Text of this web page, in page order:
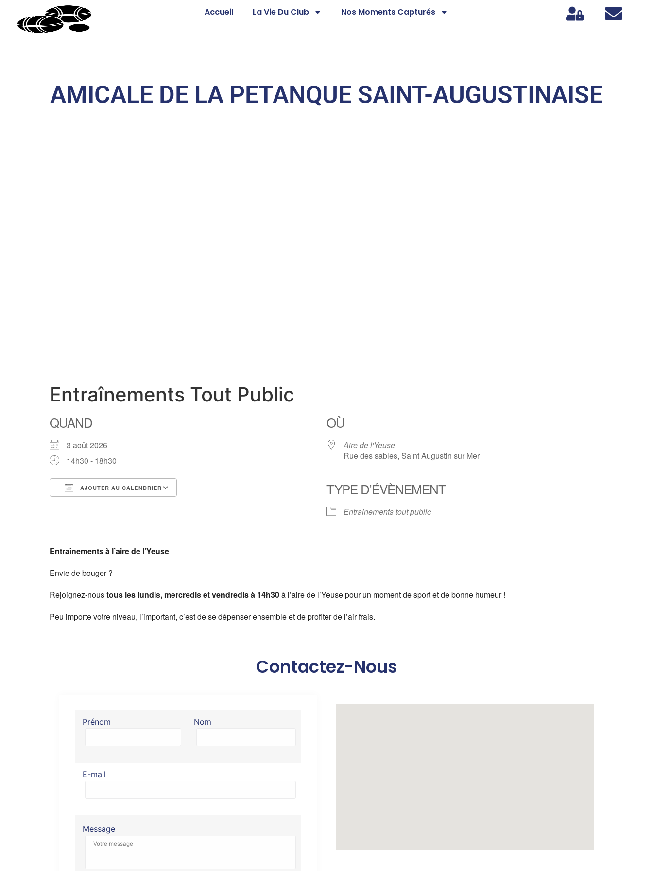
Accueil La Vie Du Club Nos Moments Capturés
AMICALE DE LA PETANQUE SAINT-AUGUSTINAISE
Entraînements Tout Public
QUAND
3 août 2026
14h30 - 18h30
AJOUTER AU CALENDRIER
iCalendar
OÙ
Aire de l'Yeuse
Rue des sables, Saint Augustin sur Mer
TYPE D’ÉVÈNEMENT
Entrainements tout public
Entraînements à l’aire de l’Yeuse
Envie de bouger ?
Rejoignez-noustous les lundis, mercredis et vendredis à 14h30à l’aire de l’Yeuse pour un moment de sport et de bonne humeur !
Peu importe votre niveau, l’important, c’est de se dépenser ensemble et de profiter de l’air frais.
Contactez-Nous
Prénom Nom
E-mail
Message